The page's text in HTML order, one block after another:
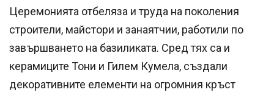
Церемонията отбеляза и труда на поколения
строители, майстори и занаятчии, работили по
завършването на базиликата. Сред тях са и
керамиците Тони и Гилем Кумела, създали
декоративните елементи на огромния кръст